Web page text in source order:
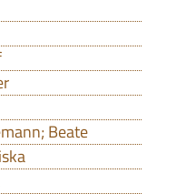
Beate